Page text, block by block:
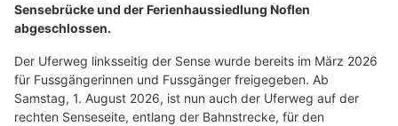
Sensebrücke und der Ferienhaussiedlung Noflen
abgeschlossen.
Der Uferweg linksseitig der Sense wurde bereits im März 2026
für Fussgängerinnen und Fussgänger freigegeben. Ab
Samstag, 1. August 2026, ist nun auch der Uferweg auf der
rechten Senseseite, entlang der Bahnstrecke, für den